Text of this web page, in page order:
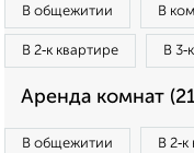
В общежитии В
В 2‑к квартире В
Аренда комнат
В общежитии В